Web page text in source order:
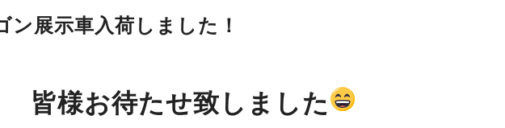
ン展示車入荷しました！
皆様お待たせ致しました